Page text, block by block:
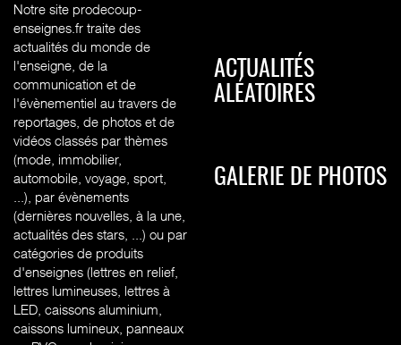
Notre site prodecoup-
enseignes.fr traite des
actualités du monde de
l'enseigne, de la
communication et de
l'évènementiel au travers de
reportages, de photos et de
vidéos classés par thèmes
(mode, immobilier,
automobile, voyage, sport,
...), par évènements
(dernières nouvelles, à la une,
actualités des stars, ...) ou par
catégories de produits
d'enseignes (lettres en relief,
lettres lumineuses, lettres à
LED, caissons aluminium,
caissons lumineux, panneaux
ACTUALITÉS
ALÉATOIRES
GALERIE DE PHOTOS